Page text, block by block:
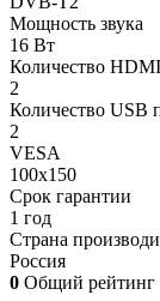
Мощность звука
16 Вт
Количество
2
Количество USB
2
VESA
100х150
Срок гарантии
1 год
Страна
Россия
0 Общий рейтинг